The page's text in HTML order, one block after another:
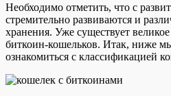
Необходимо отметить, что с
стремительно развиваются и
хранения. Уже существует
биткоин-кошельков. Итак, ниже
ознакомиться с классификацией